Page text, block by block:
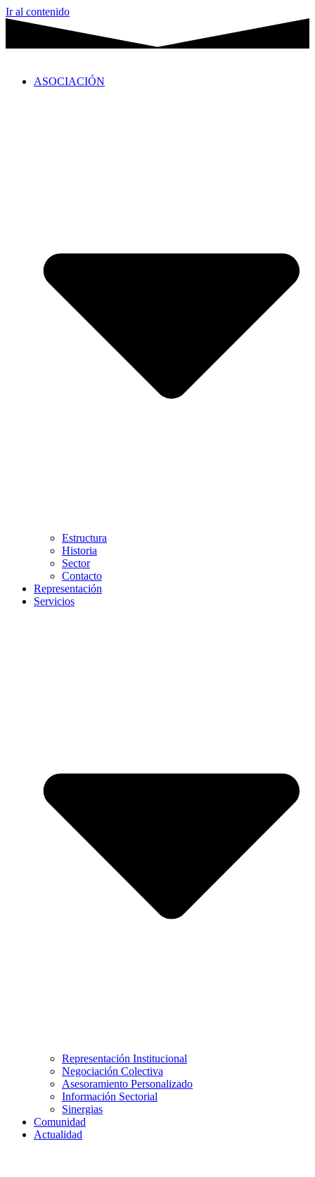
Ir al contenido
ASOCIACIÓN
Estructura
Historia
Sector
Contacto
Representación
Servicios
Representación Institucional
Negociación Colectiva
Asesoramiento Personalizado
Información Sectorial
Sinergias
Comunidad
Actualidad